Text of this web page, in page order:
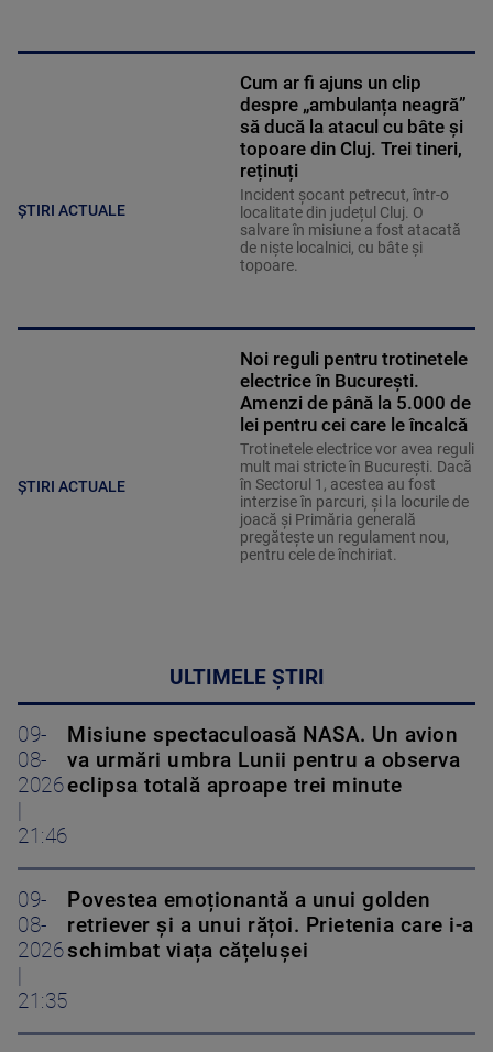
ȘTIRI ACTUALE
Cum ar fi ajuns un clip
despre „ambulanța neagră”
să ducă la atacul cu bâte și
topoare din Cluj. Trei tineri,
reținuți
Incident șocant petrecut, într-o
localitate din județul Cluj. O
salvare în misiune a fost atacată
de niște localnici, cu bâte și
topoare.
ȘTIRI ACTUALE
Noi reguli pentru trotinetele
electrice în București.
Amenzi de până la 5.000 de
lei pentru cei care le încalcă
Trotinetele electrice vor avea reguli
mult mai stricte în București. Dacă
în Sectorul 1, acestea au fost
interzise în parcuri, și la locurile de
joacă și Primăria generală
pregătește un regulament nou,
pentru cele de închiriat.
ULTIMELE ȘTIRI
09-
08-
2026
21:46
Misiune spectaculoasă NASA. Un avion
va urmări umbra Lunii pentru a observa
eclipsa totală aproape trei minute
09-
08-
2026
21:35
Povestea emoționantă a unui golden
retriever și a unui rățoi. Prietenia care i-a
schimbat viața cățelușei